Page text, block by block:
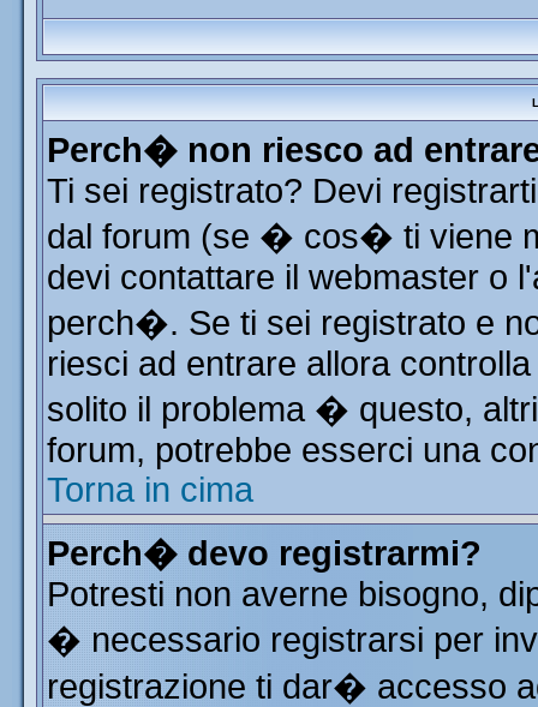
Perch� non riesco ad
Ti sei registrato? Devi
dal forum (se � cos� ti viene
devi contattare il webmaster o
perch�. Se ti sei registrato e
riesci ad entrare allora
solito il problema � questo,
forum, potrebbe esserci una
Torna in cima
Perch� devo registrarmi?
Potresti non averne bisogno,
� necessario registrarsi per
registrazione ti dar� accesso